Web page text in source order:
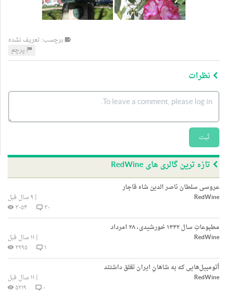
برچسب: تعریف نشده
پرچم
نظرات
ثبت
تازه ترین گالری های RedWine
عروسی سلطان ناصر الدین شاه قاجار
RedWine
| ۹ سال قبل
۳۰
۳۰۵۴
مطبوعاتِ سال ۱۳۳۲ خورشیدی، ۲۸ امرداد
RedWine
|۱۱ سال قبل
۱
۲۹۹۵
اُتومبیل‌هایی‌ که به شاهانِ ایران تعّلق داشتند
RedWine
|۱۱ سال قبل
۰
۵۲۱۹